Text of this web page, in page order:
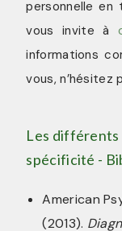
personnelle en
vous invite à
informations
vous, n’hésitez
Les différents
spécificité -
American
(2013).